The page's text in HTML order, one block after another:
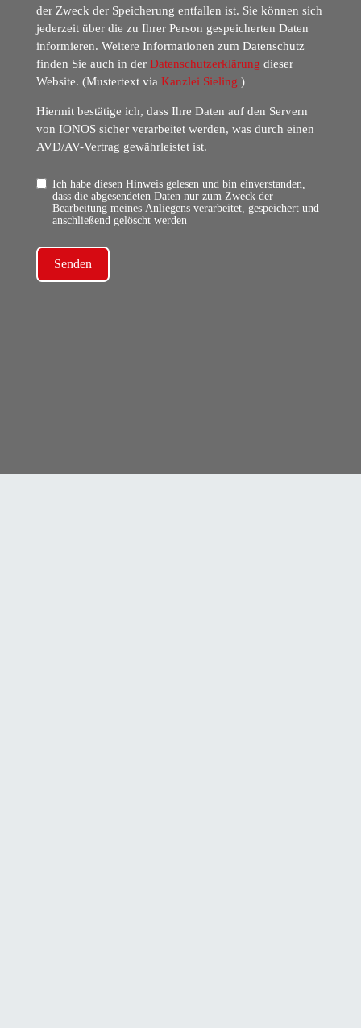
der Zweck der Speicherung entfallen ist. Sie können sich
jederzeit über die zu Ihrer Person gespeicherten Daten
informieren. Weitere Informationen zum Datenschutz
finden Sie auch in der Datenschutzerklärung dieser
Website. (Mustertext via Kanzlei Sieling )
Hiermit bestätige ich, dass Ihre Daten auf den Servern
von IONOS sicher verarbeitet werden, was durch einen
AVD/AV-Vertrag gewährleistet ist.
Ich habe diesen Hinweis gelesen und bin einverstanden,
dass die abgesendeten Daten nur zum Zweck der
Bearbeitung meines Anliegens verarbeitet, gespeichert und
anschließend gelöscht werden
Senden